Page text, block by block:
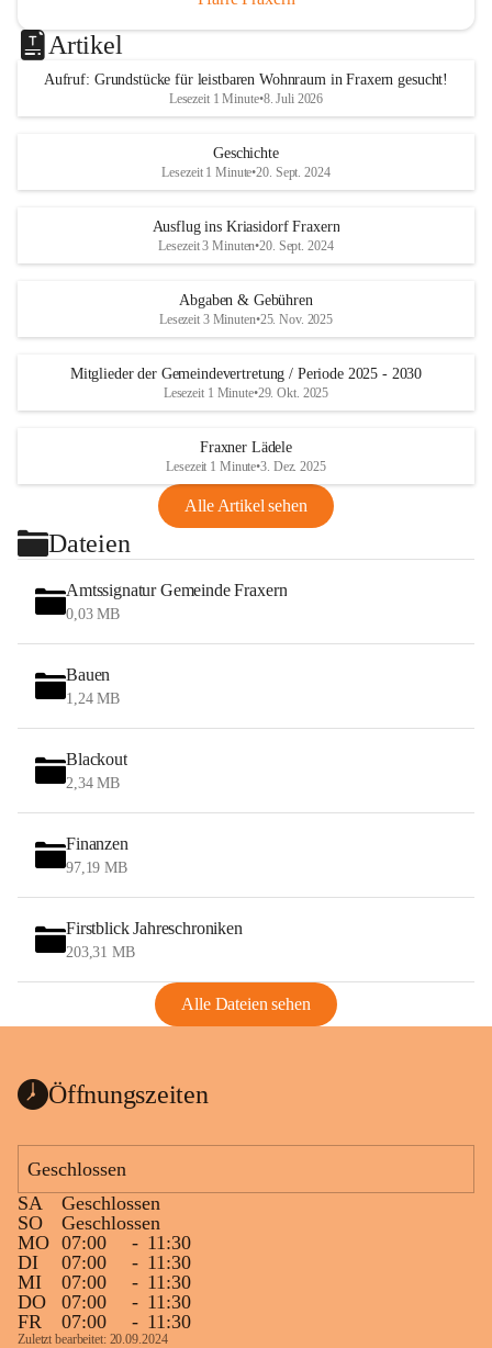
Artikel
Aufruf: Grundstücke für leistbaren Wohnraum in Fraxern gesucht!
Lesezeit 1 Minute•8. Juli 2026
Geschichte
Lesezeit 1 Minute•20. Sept. 2024
Ausflug ins Kriasidorf Fraxern
Lesezeit 3 Minuten•20. Sept. 2024
Abgaben & Gebühren
Lesezeit 3 Minuten•25. Nov. 2025
Mitglieder der Gemeindevertretung / Periode 2025 - 2030
Lesezeit 1 Minute•29. Okt. 2025
Fraxner Lädele
Lesezeit 1 Minute•3. Dez. 2025
Alle Artikel sehen
Dateien
Amtssignatur Gemeinde Fraxern
0,03 MB
Bauen
1,24 MB
Blackout
2,34 MB
Finanzen
97,19 MB
Firstblick Jahreschroniken
203,31 MB
Alle Dateien sehen
Öffnungszeiten
Geschlossen
SA
Geschlossen
SO
Geschlossen
MO 07:00 - 11:30
DI
07:00 - 11:30
MI
07:00 - 11:30
DO
07:00 - 11:30
FR
07:00 - 11:30
Zuletzt bearbeitet: 20.09.2024